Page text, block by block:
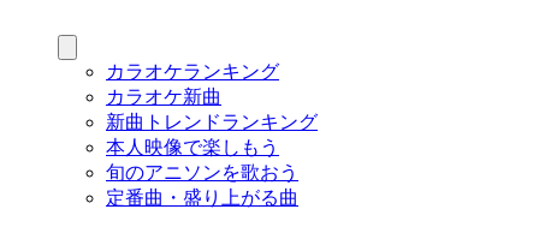
カラオケランキング
カラオケ新曲
新曲トレンドランキング
本人映像で楽しもう
旬のアニソンを歌おう
定番曲・盛り上がる曲